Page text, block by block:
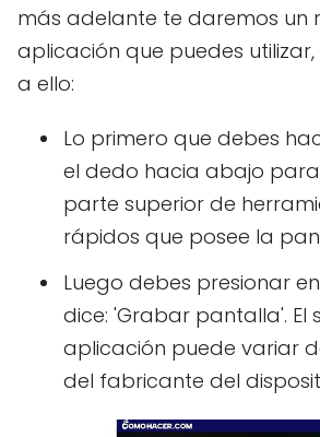
más adelante te daremos un
aplicación que puedes
a ello:
Lo primero que debes
el dedo hacia abajo
parte superior de
rápidos que posee la
Luego debes presionar
dice: 'Grabar pantalla'. El
aplicación puede variar
del fabricante del